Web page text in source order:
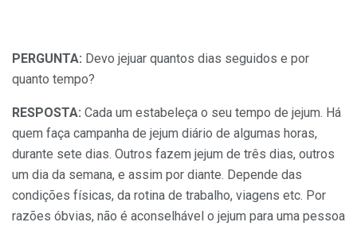
PERGUNTA: Devo jejuar quantos dias seguidos e por
quanto tempo?
RESPOSTA: Cada um estabeleça o seu tempo de jejum. Há
quem faça campanha de jejum diário de algumas horas,
durante sete dias. Outros fazem jejum de três dias, outros
um dia da semana, e assim por diante. Depende das
condições físicas, da rotina de trabalho, viagens etc. Por
razões óbvias, não é aconselhável o jejum para uma pessoa